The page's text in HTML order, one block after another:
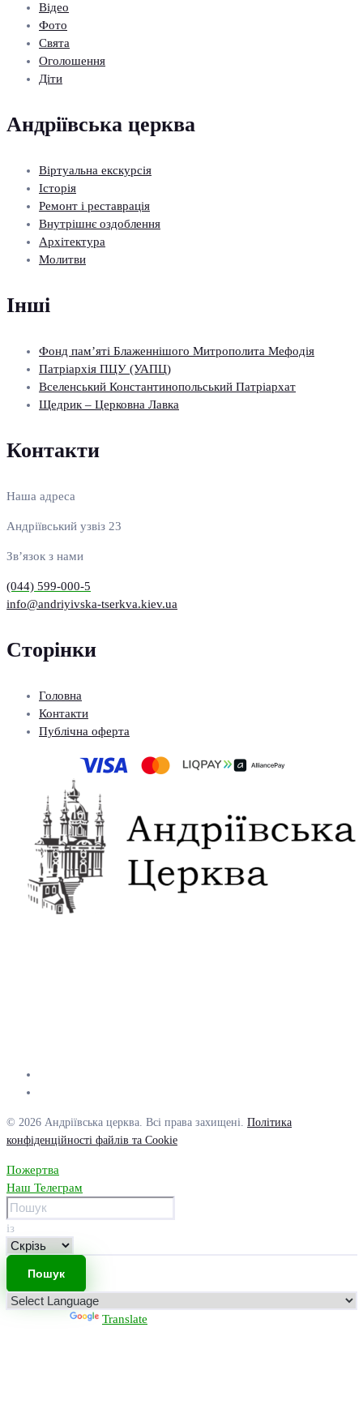
Відео
Фото
Свята
Оголошення
Діти
Андріївська церква
Віртуальна екскурсія
Історія
Ремонт і реставрація
Внутрішнє оздоблення
Архітектура
Молитви
Інші
Фонд пам’яті Блаженнішого Митрополита Мефодія
Патріархія ПЦУ (УАПЦ)
Вселенський Константинопольський Патріархат
Щедрик – Церковна Лавка
Контакти
Наша адреса
Андріївський узвіз 23
Зв’язок з нами
(044) 599-000-5
info@andriyivska-tserkva.kiev.ua
Сторінки
Головна
Контакти
Публічна оферта
© 2026 Андріївська церква. Всі права захищені. Політика
конфіденційності файлів та Cookie
Пожертва
Наш Телеграм
із
Translate